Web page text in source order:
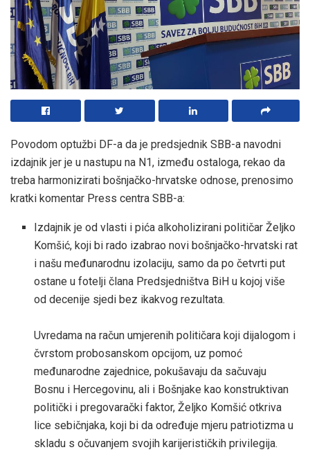
Povodom optužbi DF-a da je predsjednik SBB-a navodni
izdajnik jer je u nastupu na N1, između ostaloga, rekao da
treba harmonizirati bošnjačko-hrvatske odnose, prenosimo
kratki komentar Press centra SBB-a:
Izdajnik je od vlasti i pića alkoholizirani političar Željko
Komšić, koji bi rado izabrao novi bošnjačko-hrvatski rat
i našu međunarodnu izolaciju, samo da po četvrti put
ostane u fotelji člana Predsjedništva BiH u kojoj više
od decenije sjedi bez ikakvog rezultata.
Uvredama na račun umjerenih političara koji dijalogom i
čvrstom probosanskom opcijom, uz pomoć
međunarodne zajednice, pokušavaju da sačuvaju
Bosnu i Hercegovinu, ali i Bošnjake kao konstruktivan
politički i pregovarački faktor, Željko Komšić otkriva
lice sebičnjaka, koji bi da određuje mjeru patriotizma u
skladu s očuvanjem svojih karijerističkih privilegija.